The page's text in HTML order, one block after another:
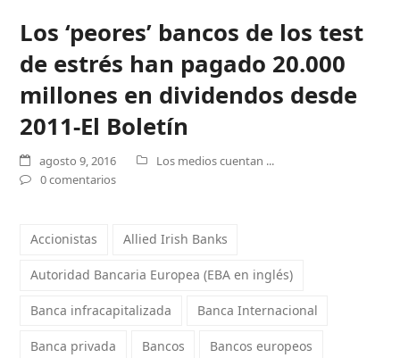
Los ‘peores’ bancos de los test
de estrés han pagado 20.000
millones en dividendos desde
2011-El Boletín
agosto 9, 2016
Los medios cuentan ...
0 comentarios
Accionistas Allied Irish Banks
Autoridad Bancaria Europea (EBA en inglés)
Banca infracapitalizada Banca Internacional
Banca privada Bancos Bancos europeos